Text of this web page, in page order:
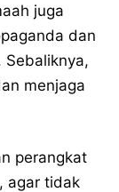
juga
dan
Sebaliknya,
menjaga
perangkat
agar tidak